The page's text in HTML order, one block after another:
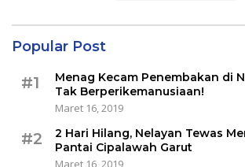
Popular Post
#1
Menag Kecam Penembakan di
Tak Berperikemanusiaan!
Maret 16, 2019
#2
2 Hari Hilang, Nelayan Tewas
Pantai Cipalawah Garut
Maret 16, 2019